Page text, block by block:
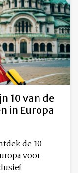
10 van de
in Europa
de 10
voor